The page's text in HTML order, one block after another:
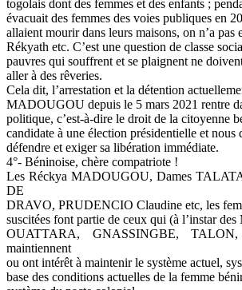
togolais dont des femmes et des enfants ;
évacuait des femmes des voies publiques en
allaient mourir dans leurs maisons, on n’a pas
Rékyath etc. C’est une question de classe
pauvres qui souffrent et se plaignent ne
aller à des rêveries.
Cela dit, l’arrestation et la détention
MADOUGOU depuis le 5 mars 2021 rentre
politique, c’est-à-dire le droit de la citoyenne
candidate à une élection présidentielle et nous
défendre et exiger sa libération immédiate.
4°- Béninoise, chère compatriote !
Les Réckya MADOUGOU, Dames
DE
DRAVO, PRUDENCIO Claudine etc, les
suscitées font partie de ceux qui (à l’instar
OUATTARA, GNASSINGBE,
maintiennent
ou ont intérêt à maintenir le système actuel,
base des conditions actuelles de la femme